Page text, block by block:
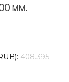
мм.
408.395